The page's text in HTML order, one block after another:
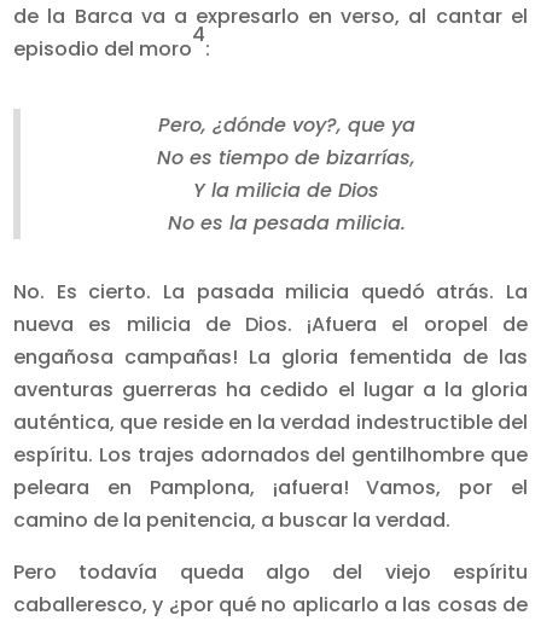
de la Barca va a expresarlo en verso, al cantar el
episodio del moro
4
:
Pero, ¿dónde voy?, que ya
No es tiempo de bizarrías,
Y la milicia de Dios
No es la pesada milicia.
No. Es cierto. La pasada milicia quedó atrás. La
nueva es milicia de Dios. ¡Afuera el oropel de
engañosa campañas! La gloria fementida de las
aventuras guerreras ha cedido el lugar a la gloria
auténtica, que reside en la verdad indestructible del
espíritu. Los trajes adornados del gentilhombre que
peleara en Pamplona, ¡afuera! Vamos, por el
camino de la penitencia, a buscar la verdad.
Pero todavía queda algo del viejo espíritu
caballeresco, y ¿por qué no aplicarlo a las cosas de